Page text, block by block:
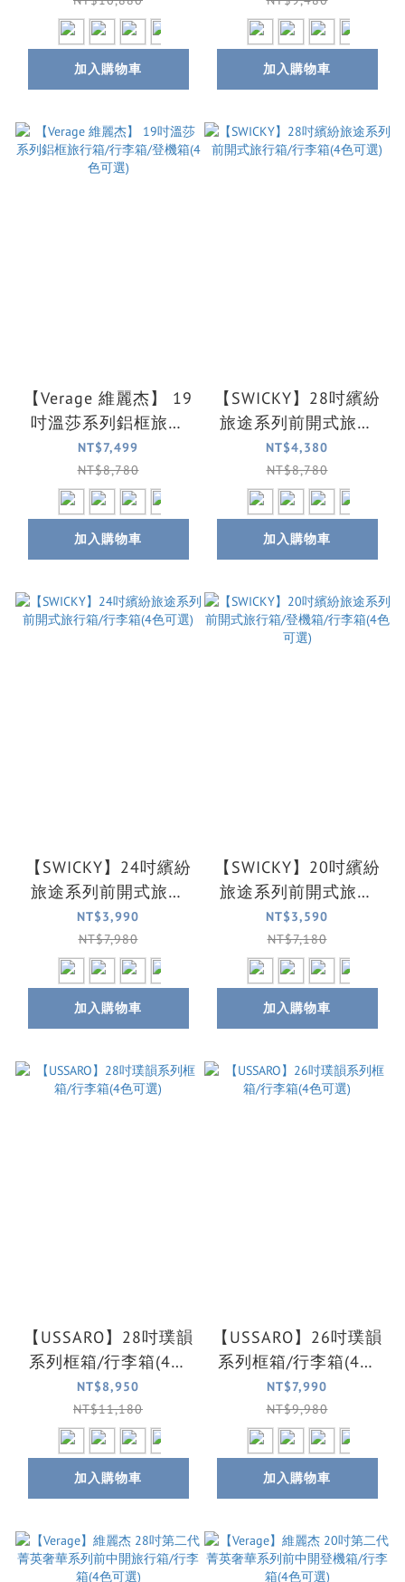
加入購物車 加入購物車
【Verage 維麗杰】 19
吋溫莎系列鋁框旅行
箱/行李箱/登機箱(4色
可選)
NT$7,499
NT$8,780
加入購物車
【SWICKY】28吋繽紛
旅途系列前開式旅行
箱/行李箱(4色可選)
NT$4,380
NT$8,780
加入購物車
【SWICKY】24吋繽紛
旅途系列前開式旅行
箱/行李箱(4色可選)
NT$3,990
NT$7,980
加入購物車
【SWICKY】20吋繽紛
旅途系列前開式旅行
箱/登機箱/行李箱(4色
可選)
NT$3,590
NT$7,180
加入購物車
【USSARO】28吋璞韻
系列框箱/行李箱(4色
可選)
NT$8,950
NT$11,180
加入購物車
【USSARO】26吋璞韻
系列框箱/行李箱(4色
可選)
NT$7,990
NT$9,980
加入購物車